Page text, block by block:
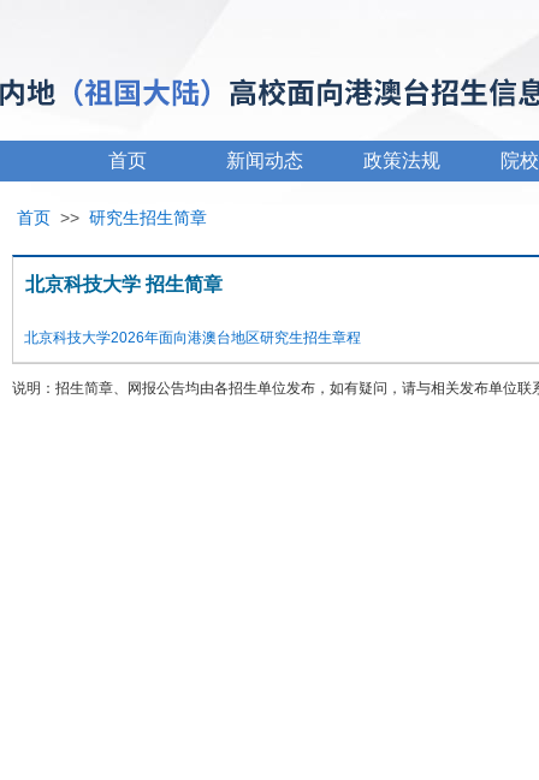
首页 新闻动态 政策法规 院
首页 >> 研究生招生简章
北京科技大学 招生简章
北京科技大学2026年面向港澳台地区研究生招生章程
说明：招生简章、网报公告均由各招生单位发布，如有疑问，请与相关发布单位